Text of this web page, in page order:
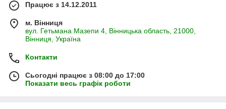
Працює з 14.12.2011
м. Вінниця
вул. Гетьмана Мазепи 4, Вінницька область, 21000,
Вінниця, Україна
Контакти
Сьогодні працює з 08:00 до 17:00
Показати весь графік роботи